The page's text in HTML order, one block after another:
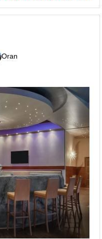
Oran